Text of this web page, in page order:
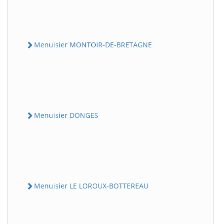
Menuisier MONTOIR-DE-BRETAGNE
Menuisier DONGES
Menuisier LE LOROUX-BOTTEREAU